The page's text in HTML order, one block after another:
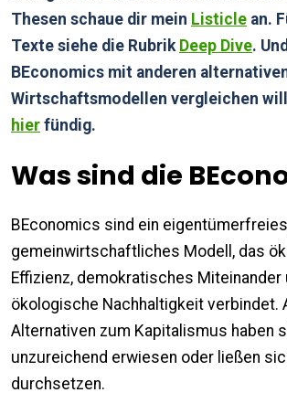
Thesen schaue dir mein Listicle an.
Texte siehe die Rubrik Deep Dive.
BEconomics mit anderen
Wirtschaftsmodellen vergleichen
hier fündig.
Was sind die
BEconomics sind ein
gemeinwirtschaftliches Modell, das
Effizienz, demokratisches Miteinander
ökologische Nachhaltigkeit verbindet.
Alternativen zum Kapitalismus haben
unzureichend erwiesen oder ließen
durchsetzen.